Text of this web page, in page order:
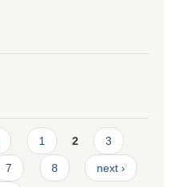
1 2 3
7 8 next ›